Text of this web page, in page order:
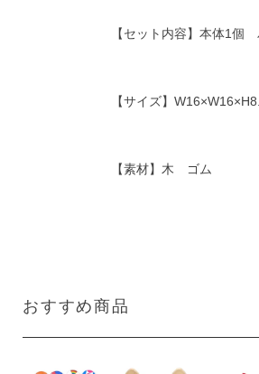
【セット内容】本体1個
【サイズ】
【素材】木 ゴム
おすすめ商品